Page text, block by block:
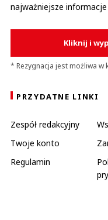
najważniejsze
Kliknij i
* Rezygnacja jest możliwa w
PRZYDATNE LINKI
Zespół redakcyjny
Twoje konto
Regulamin